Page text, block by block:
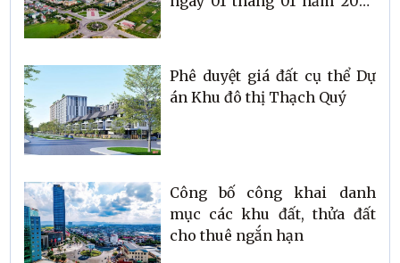
Phê duyệt giá đất cụ thể Dự
án Khu đô thị Thạch Quý
Công bố công khai danh
mục các khu đất, thửa đất
cho thuê ngắn hạn